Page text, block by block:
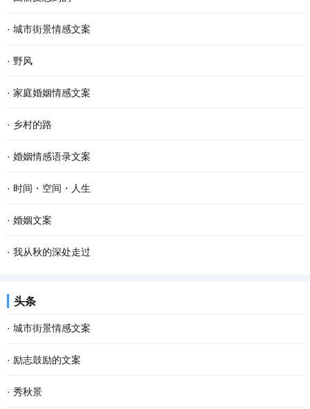
· 城市街景情感文案
· 野风
· 家庭婚姻情感文案
· 乡村的路
· 婚姻情感语录文案
· 时间・空间・人生
· 婚姻文案
· 我从秋的深处走过
头条
· 城市街景情感文案
· 励志鼓励的文案
· 秀秋景